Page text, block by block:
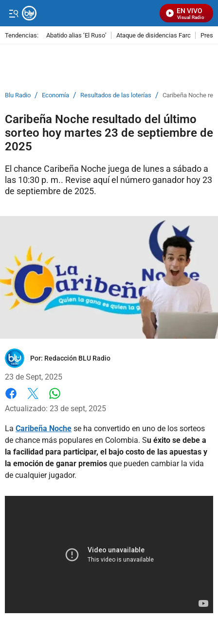
EN VIVO
Señal Visual Radio
Tendencias: Abatido alias ‘El Ruso’ Ataque de disidencias Farc
Blu Radio / Economía / Resultados de las loterías / Caribeña Noche
Caribeña Noche resultado del último
sorteo hoy martes 23 de septiembre de
2025
El chance Caribeña Noche juega de lunes a sábado a
las 10:30 p. m.. Revise aquí el número ganador hoy 23
de septiembre de 2025.
Por: Redacción BLU Radio
23 de Sept, 2025
Facebook
X
Actualizado: 23 de sept, 2025
La Caribeña Noche se ha convertido en uno de los sorteos
de chance más populares en Colombia. Su éxito se debe a
la facilidad para participar, el bajo costo de las apuestas y
la emoción de ganar premios que pueden cambiar la vida
de cualquier jugador.